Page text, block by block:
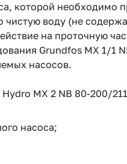
которой необходимо
воду (не
на проточную
Grundfos MX 1/1
насосов.
MX 2 NB 80-200/
насоса;